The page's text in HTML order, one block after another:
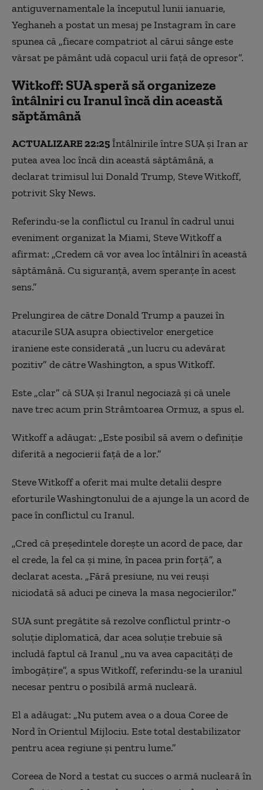
uciși
Raiduri israeliene în Iran și Liban: momentul în care
rachetele lovesc cu putere
SUA și Israelului rămâne interzis, spune IRGC
Iranul le cere civililor să plece din zonele din apropierea
forţelor americane
Principalul port din Kuweit, atacat
Iranul a mobilizat peste un milion de oameni
Atacuri israeliene asupra Teheranului
Pakistan, spune un ministru german
Pentagonul analizează trimiterea a încă 10.000 de
militari în Golf (Axios)
Ultimatumul pentru Iran, prelungit de Trump
Witkoff a confirmat că SUA au transmis Teheranului „o
listă de 15 puncte”
Israelul continuă operațiunile pe toate fronturile
Eforturile diplomatice se confruntă cu „provocări uriașe”
pentru a opri războiul împotriva Iranului
antiguvernamentale la începutul lunii ianuarie,
Yeghaneh a postat un mesaj pe Instagram în care
spunea că „fiecare compatriot al cărui sânge este
vărsat pe pământ udă copacul urii față de opresor”.
Witkoff: SUA speră să organizeze
întâlniri cu Iranul încă din această
săptămână
ACTUALIZARE 22:25Întâlnirile între SUA și Iran ar
putea avea loc încă din această săptămână, a
declarat trimisul lui Donald Trump, Steve Witkoff,
potrivit Sky News.
Referindu-se la conflictul cu Iranul în cadrul unui
eveniment organizat la Miami, Steve Witkoff a
afirmat: „Credem că vor avea loc întâlniri în această
săptămână. Cu siguranță, avem speranțe în acest
sens.”
Prelungirea de către Donald Trump a pauzei în
atacurile SUA asupra obiectivelor energetice
iraniene este considerată „un lucru cu adevărat
pozitiv” de către Washington, a spus Witkoff.
Este „clar” că SUA și Iranul negociază și că unele
nave trec acum prin Strâmtoarea Ormuz, a spus el.
Witkoff a adăugat: „Este posibil să avem o definiție
diferită a negocierii față de a lor.”
Steve Witkoff a oferit mai multe detalii despre
eforturile Washingtonului de a ajunge la un acord de
pace în conflictul cu Iranul.
„Cred că președintele dorește un acord de pace, dar
el crede, la fel ca și mine, în pacea prin forță”, a
declarat acesta. „Fără presiune, nu vei reuși
niciodată să aduci pe cineva la masa negocierilor.”
SUA sunt pregătite să rezolve conflictul printr-o
soluție diplomatică, dar acea soluție trebuie să
includă faptul că Iranul „nu va avea capacități de
îmbogățire”, a spus Witkoff, referindu-se la uraniul
necesar pentru o posibilă armă nucleară.
El a adăugat: „Nu putem avea o a doua Coree de
Nord în Orientul Mijlociu. Este total destabilizator
pentru acea regiune și pentru lume.”
Coreea de Nord a testat cu succes o armă nucleară în